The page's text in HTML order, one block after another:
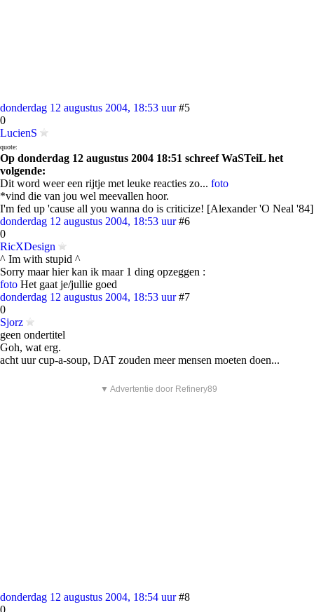
donderdag 12 augustus 2004, 18:53 uur #5
0
LucienS
quote:
Op donderdag 12 augustus 2004 18:51 schreef WaSTeiL het
volgende:
Dit word weer een rijtje met leuke reacties zo... foto
*vind die van jou wel meevallen hoor.
I'm fed up 'cause all you wanna do is criticize! [Alexander 'O Neal '84]
donderdag 12 augustus 2004, 18:53 uur #6
0
RicXDesign
^ Im with stupid ^
Sorry maar hier kan ik maar 1 ding opzeggen :
foto Het gaat je/jullie goed
donderdag 12 augustus 2004, 18:53 uur #7
0
Sjorz
geen ondertitel
Goh, wat erg.
acht uur cup-a-soup, DAT zouden meer mensen moeten doen...
▼ Advertentie door Refinery89
donderdag 12 augustus 2004, 18:54 uur #8
0